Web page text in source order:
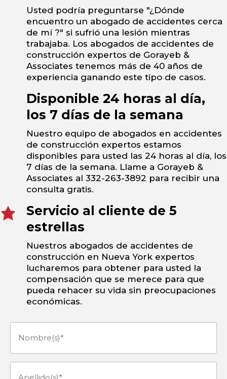
Usted podría preguntarse "¿Dónde
encuentro un abogado de accidentes cerca
de mí ?" si sufrió una lesión mientras
trabajaba. Los abogados de accidentes de
construcción expertos de Gorayeb &
Associates tenemos más de 40 años de
experiencia ganando este tipo de casos.
Disponible 24 horas al día,
los 7 días de la semana
Nuestro equipo de abogados en accidentes
de construcción expertos estamos
disponibles para usted las 24 horas al día, los
7 días de la semana. Llame a Gorayeb &
Associates al 332-263-3892 para recibir una
consulta gratis.
Servicio al cliente de 5
estrellas
Nuestros abogados de accidentes de
construcción en Nueva York expertos
lucharemos para obtener para usted la
compensación que se merece para que
pueda rehacer su vida sin preocupaciones
económicas.
Nombre(s)
Apellido(s)